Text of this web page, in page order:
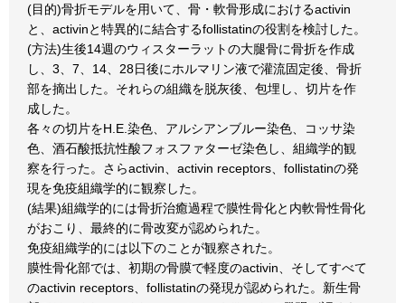
(目的)骨折モデルを用いて、骨・軟骨形成におけるactivin
と、activinと特異的に結合するfollistatinの役割を検討した。
(方法)生後14週のウィスターラットの大腿骨に骨折を作成
し、3、7、14、28日後にホルマリン液で灌流固定後、骨折
部を摘出した。それらの組織を脱灰後、包埋し、切片を作
成した。
各々の切片をH.E.染色、アルシアンブルー染色、コッサ染
色、酒石酸抵抗性酸フォスファターゼ染色し、組織学的観
察を行った。さらactivin、activin receptors、follistatinの発
現を免疫組織学的に観察した。
(結果)組織学的には骨折治癒過程で膜性骨化と内軟骨性骨化
がおこり、最終的に骨改変が認められた。
免疫組織学的には以下のことが観察された。
膜性骨化部では、初期の骨膜で軽度のactivin、そしてすべて
のactivin receptors、follistatinの発現が認められた。新生骨